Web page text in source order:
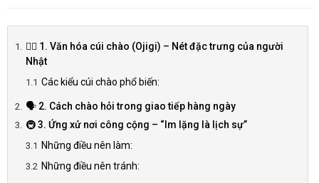
🙇‍♂️ 1. Văn hóa cúi chào (Ojigi) – Nét đặc trưng của người
Nhật
Các kiểu cúi chào phổ biến:
🗣️ 2. Cách chào hỏi trong giao tiếp hàng ngày
🚇 3. Ứng xử nơi công cộng – “Im lặng là lịch sự”
Những điều nên làm:
Những điều nên tránh: